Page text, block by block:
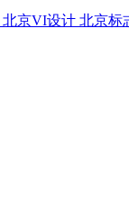
北京VI设计 北京标